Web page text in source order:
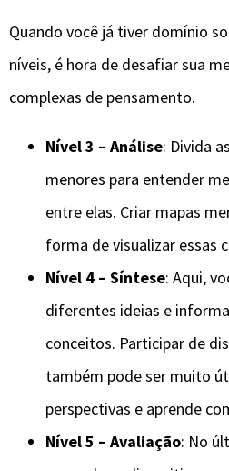
Quando você já tiver domínio
níveis, é hora de desafiar sua
complexas de pensamento.
Nível 3 – Análise: Divida
menores para entender
entre elas. Criar mapas
forma de visualizar essas
Nível 4 – Síntese: Aqui,
diferentes ideias e
conceitos. Participar de
também pode ser muito
perspectivas e aprende
Nível 5 – Avaliação: No